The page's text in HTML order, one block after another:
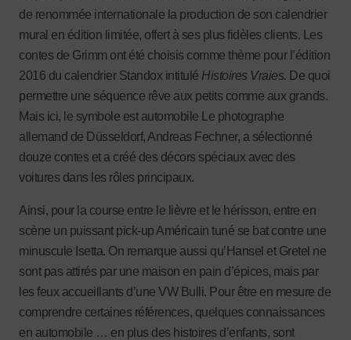
de renommée internationale la production de son calendrier
mural en édition limitée, offert à ses plus fidèles clients. Les
contes de Grimm ont été choisis comme thème pour l’édition
2016 du calendrier Standox intitulé Histoires Vraies. De quoi
permettre une séquence rêve aux petits comme aux grands.
Mais ici, le symbole est automobile Le photographe
allemand de Düsseldorf, Andreas Fechner, a sélectionné
douze contes et a créé des décors spéciaux avec des
voitures dans les rôles principaux.
Ainsi, pour la course entre le lièvre et le hérisson, entre en
scène un puissant pick-up Américain tuné se bat contre une
minuscule Isetta. On remarque aussi qu’Hansel et Gretel ne
sont pas attirés par une maison en pain d’épices, mais par
les feux accueillants d’une VW Bulli. Pour être en mesure de
comprendre certaines références, quelques connaissances
en automobile … en plus des histoires d’enfants, sont